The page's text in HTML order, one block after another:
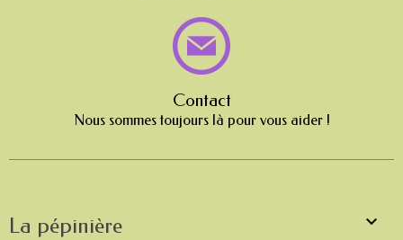
Contact
Nous sommes toujours là pour vous aider !
La pépinière 